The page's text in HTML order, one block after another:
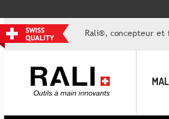
Rali®, concepteur et